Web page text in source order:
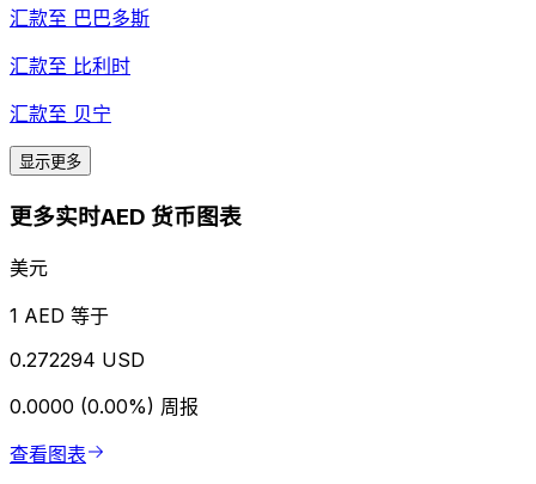
汇款至 巴巴多斯
汇款至 比利时
汇款至 贝宁
显示更多
更多实时AED 货币图表
美元
1 AED 等于
0.272294 USD
0.0000 (0.00%) 周报
查看图表